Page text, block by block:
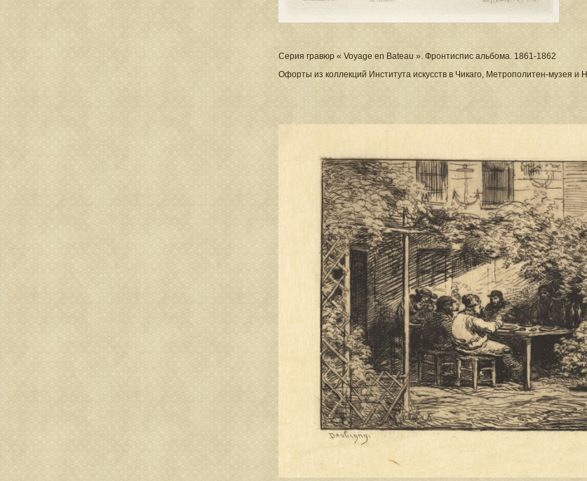
Серия гравюр « Voyage en Bateau ». Фронтиспис альбома. 1861-1862
Офорты из коллекций Института искусств в Чикаго, Метрополитен-музея и